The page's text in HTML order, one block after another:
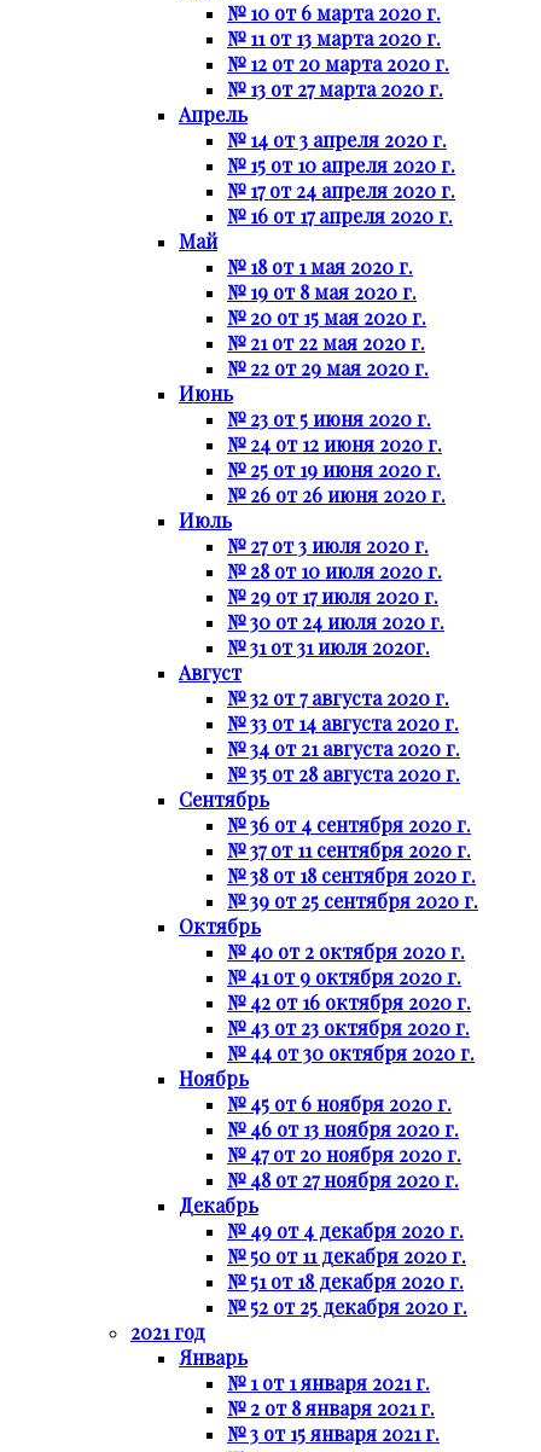
№ 10 от 6 марта 2020 г.
№ 11 от 13 марта 2020 г.
№ 12 от 20 марта 2020 г.
№ 13 от 27 марта 2020 г.
Апрель
№ 14 от 3 апреля 2020 г.
№ 15 от 10 апреля 2020 г.
№ 17 от 24 апреля 2020 г.
№ 16 от 17 апреля 2020 г.
Май
№ 18 от 1 мая 2020 г.
№ 19 от 8 мая 2020 г.
№ 20 от 15 мая 2020 г.
№ 21 от 22 мая 2020 г.
№ 22 от 29 мая 2020 г.
Июнь
№ 23 от 5 июня 2020 г.
№ 24 от 12 июня 2020 г.
№ 25 от 19 июня 2020 г.
№ 26 от 26 июня 2020 г.
Июль
№ 27 от 3 июля 2020 г.
№ 28 от 10 июля 2020 г.
№ 29 от 17 июля 2020 г.
№ 30 от 24 июля 2020 г.
№ 31 от 31 июля 2020г.
Август
№ 32 от 7 августа 2020 г.
№ 33 от 14 августа 2020 г.
№ 34 от 21 августа 2020 г.
№ 35 от 28 августа 2020 г.
Сентябрь
№ 36 от 4 сентября 2020 г.
№ 37 от 11 сентября 2020 г.
№ 38 от 18 сентября 2020 г.
№ 39 от 25 сентября 2020 г.
Октябрь
№ 40 от 2 октября 2020 г.
№ 41 от 9 октября 2020 г.
№ 42 от 16 октября 2020 г.
№ 43 от 23 октября 2020 г.
№ 44 от 30 октября 2020 г.
Ноябрь
№ 45 от 6 ноября 2020 г.
№ 46 от 13 ноября 2020 г.
№ 47 от 20 ноября 2020 г.
№ 48 от 27 ноября 2020 г.
Декабрь
№ 49 от 4 декабря 2020 г.
№ 50 от 11 декабря 2020 г.
№ 51 от 18 декабря 2020 г.
№ 52 от 25 декабря 2020 г.
2021 год
Январь
№ 1 от 1 января 2021 г.
№ 2 от 8 января 2021 г.
№ 3 от 15 января 2021 г.